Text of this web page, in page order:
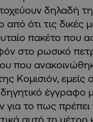
δηλαδή
από ότι τις δικές
πακέτο που
στο ρωσικό
που
Κομισιόν, εμείς
έγγραφο
το πως πρέπει
αυτό το μέτρο